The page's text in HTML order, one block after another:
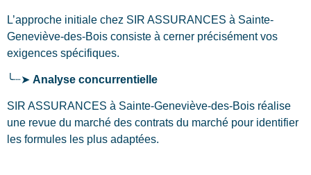
L’approche initiale chez SIR ASSURANCES à Sainte-
Geneviève-des-Bois consiste à cerner précisément vos
exigences spécifiques.
╰┈➤ Analyse concurrentielle
SIR ASSURANCES à Sainte-Geneviève-des-Bois réalise
une revue du marché des contrats du marché pour identifier
les formules les plus adaptées.